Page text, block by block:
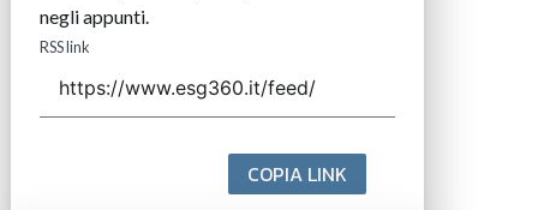
negli appunti.
RSS link
COPIA LINK